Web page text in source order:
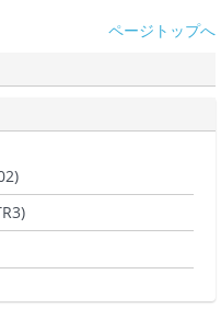
ページトップへ
)